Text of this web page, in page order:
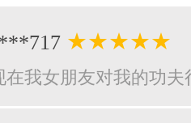
★★★★★
在我女朋友对我的功夫